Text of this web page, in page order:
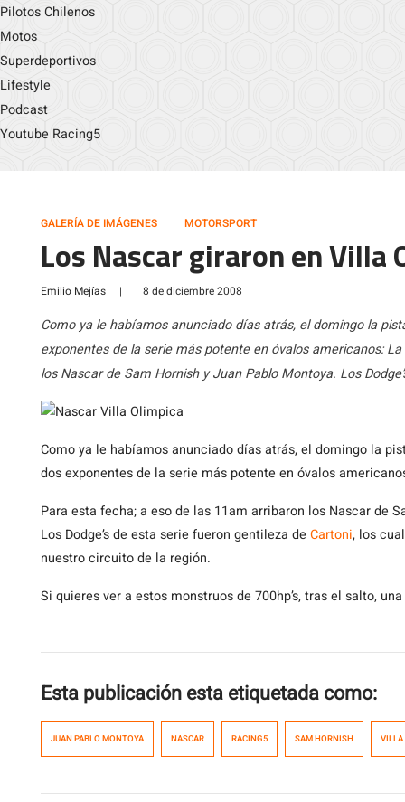
Pilotos Chilenos
Motos
Superdeportivos
Lifestyle
Podcast
Youtube Racing5
GALERÍA DE IMÁGENES MOTORSPORT
Los Nascar giraron en Villa
Emilio Mejías | 8 de diciembre 2008
Como ya le habíamos anunciado días atrás, el domingo la
exponentes de la serie más potente en óvalos americanos:
los Nascar de Sam Hornish y Juan Pablo Montoya. Los
Comoya le habíamos anunciado días atrás, el domingo la
dos exponentes de la serie más potente en óvalos
Para esta fecha; a eso de las 11am arribaron los Nascar de
Los Dodge’s de esta serie fueron gentileza de Cartoni, los
nuestro circuito de la región.
Si quieres ver a estos monstruos de 700hp’s, tras el salto,
Esta publicación esta etiquetada como:
JUAN PABLO MONTOYA NASCAR RACING5 SAM HORNISH